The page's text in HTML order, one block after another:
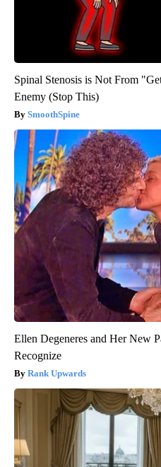
Spinal Stenosis is Not From
Enemy (Stop This)
SmoothSpine
Ellen Degeneres and Her New
Recognize
Rank Upwards